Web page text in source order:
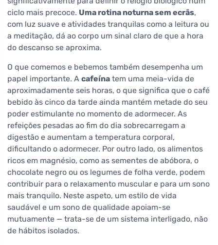
ciclo mais precoce. Uma rotina noturna sem ecrãs,
com luz suave e atividades tranquilas como a leitura ou
a meditação, dá ao corpo um sinal claro de que a hora
do descanso se aproxima.
O que comemos e bebemos também desempenha um
papel importante. A cafeína tem uma meia-vida de
aproximadamente seis horas, o que significa que o café
bebido às cinco da tarde ainda mantém metade do seu
poder estimulante no momento de adormecer. As
refeições pesadas ao fim do dia sobrecarregam a
digestão e aumentam a temperatura corporal,
dificultando o adormecer. Por outro lado, os alimentos
ricos em magnésio, como as sementes de abóbora, o
chocolate negro ou os legumes de folha verde, podem
contribuir para o relaxamento muscular e para um sono
mais tranquilo. Neste aspeto, um estilo de vida
saudável e um sono de qualidade apoiam-se
mutuamente — trata-se de um sistema interligado, não
de hábitos isolados.